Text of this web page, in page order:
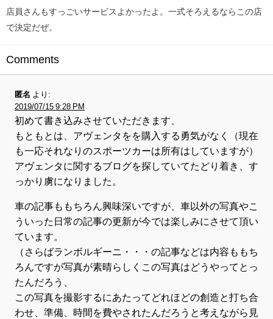
店員さんもすっごいサービスよかったよ。一式そろえるならこの店
で決定だぜ。
Comments
匿名 より:
2019/07/15 9:28 PM
初めて書き込みさせていただきます、
もともとは、アヴェンタをを購入する勇気がなく（現在
も一応それなりのスポーツカーは所有はしていますが）
アヴェンタに関するブログを探していてたどり着き、す
っかり虜になりました。
車の記事ももちろん興味深いですが、車以外の写真やこ
ういった日常の記事の更新が今では楽しみにさせて頂い
ています。
（さらばランボルギーニ・・・の記事などは内容ももち
ろんですが写真が素晴らしくこの写真はどうやってとっ
たんだろう、
この写真を撮影するにあたってどれほどの創造と打ち合
わせ、準備、時間を費やされたんだろうと考えながら見